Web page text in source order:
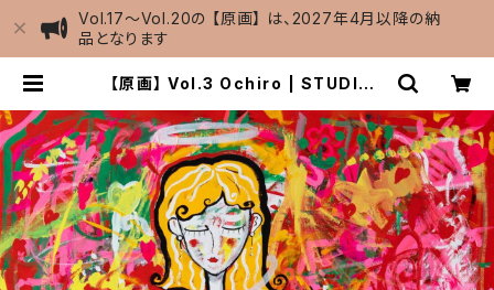
Vol.17～Vol.20の 【原画】 は、2027年4月以降の納
品となります
【原画】 Vol.3 Ochiro | STUDIO2